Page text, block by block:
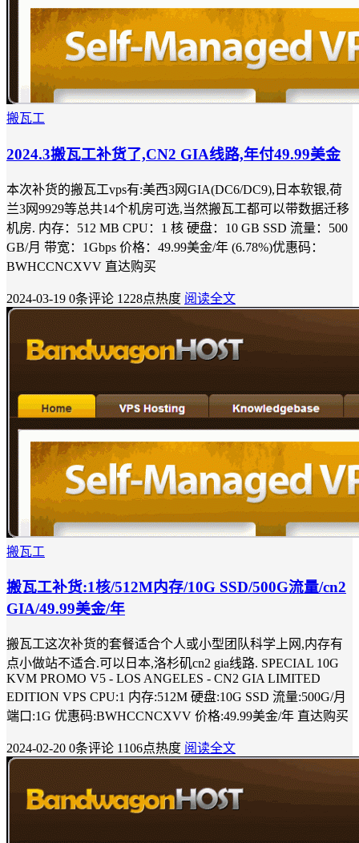
搬瓦工
2024.3搬瓦工补货了,CN2 GIA线路,年付49.99美金
本次补货的搬瓦工vps有:美西3网GIA(DC6/DC9),日本软银,荷
兰3网9929等总共14个机房可选,当然搬瓦工都可以带数据迁移
机房. 内存：512 MB CPU：1 核 硬盘：10 GB SSD 流量：500
GB/月 带宽：1Gbps 价格：49.99美金/年 (6.78%)优惠码：
BWHCCNCXVV 直达购买
2024-03-19 0条评论 1228点热度 阅读全文
搬瓦工
搬瓦工补货:1核/512M内存/10G SSD/500G流量/cn2
GIA/49.99美金/年
搬瓦工这次补货的套餐适合个人或小型团队科学上网,内存有
点小做站不适合.可以日本,洛杉矶cn2 gia线路. SPECIAL 10G
KVM PROMO V5 - LOS ANGELES - CN2 GIA LIMITED
EDITION VPS CPU:1 内存:512M 硬盘:10G SSD 流量:500G/月
端口:1G 优惠码:BWHCCNCXVV 价格:49.99美金/年 直达购买
2024-02-20 0条评论 1106点热度 阅读全文